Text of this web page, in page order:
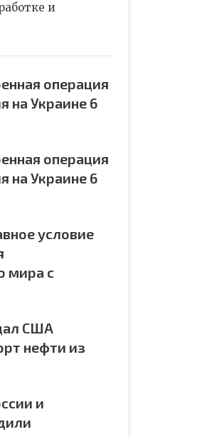
и
операция
на Украине 6
операция
на Украине 6
условие
мира с
США
нефти из
и